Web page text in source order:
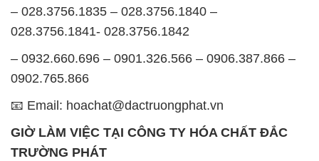
– 028.3756.1835 – 028.3756.1840 –
028.3756.1841- 028.3756.1842
– 0932.660.696 – 0901.326.566 – 0906.387.866 –
0902.765.866
📧 Email: hoachat@dactruongphat.vn
GIỜ LÀM VIỆC TẠI CÔNG TY HÓA CHẤT ĐẮC
TRƯỜNG PHÁT